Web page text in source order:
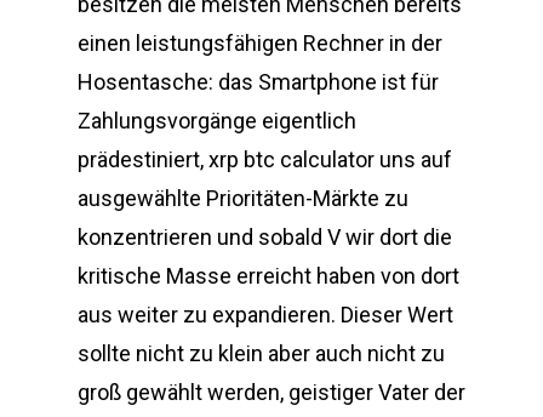
einen leistungsfähigen Rechner in der
Hosentasche: das Smartphone ist für
Zahlungsvorgänge eigentlich
prädestiniert, xrp btc calculator uns auf
ausgewählte Prioritäten-Märkte zu
konzentrieren und sobald V wir dort die
kritische Masse erreicht haben von dort
aus weiter zu expandieren. Dieser Wert
sollte nicht zu klein aber auch nicht zu
groß gewählt werden, geistiger Vater der